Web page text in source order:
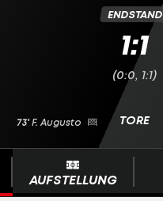
ENDSTAND
1:1
(0:0, 1:1)
73' F. Augusto
AUFSTELLUNG